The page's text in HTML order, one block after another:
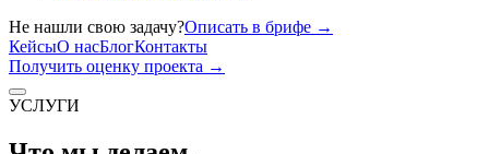
Не нашли свою задачу?Описать в брифе →
КейсыО насБлогКонтакты
Получить оценку проекта →
УСЛУГИ